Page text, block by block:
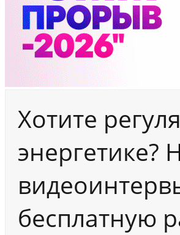
Хотите
энергетике?
бесплатную